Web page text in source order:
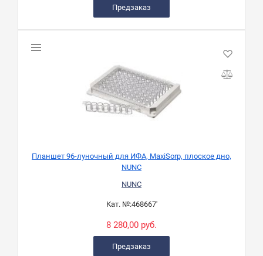
Предзаказ
Планшет 96-луночный для ИФА, MaxiSorp, плоское дно,
NUNC
NUNC
Кат. №:468667'
8 280,00 руб.
Предзаказ